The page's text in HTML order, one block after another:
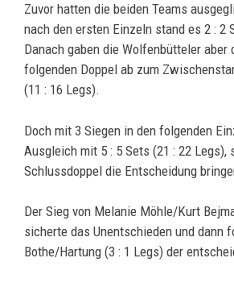
Zuvor hatten die beiden Teams
nach den ersten Einzeln stand es 2 : 2
Danach gaben die Wolfenbütteler aber
folgenden Doppel ab zum
(11 : 16 Legs).
Doch mit 3 Siegen in den folgenden
Ausgleich mit 5 : 5 Sets (21 : 22 Legs),
Schlussdoppel die Entscheidung
Der Sieg von Melanie Möhle/Kurt
sicherte das Unentschieden und dann
Bothe/Hartung (3 : 1 Legs) der